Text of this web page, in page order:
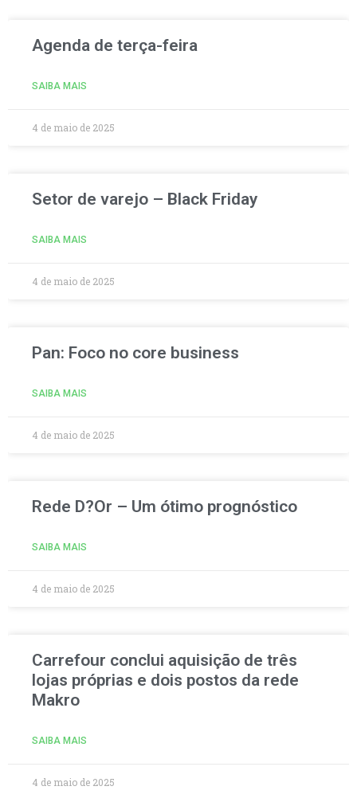
Agenda de terça-feira
SAIBA MAIS
4 de maio de 2025
Setor de varejo – Black Friday
SAIBA MAIS
4 de maio de 2025
Pan: Foco no core business
SAIBA MAIS
4 de maio de 2025
Rede D?Or – Um ótimo prognóstico
SAIBA MAIS
4 de maio de 2025
Carrefour conclui aquisição de três
lojas próprias e dois postos da rede
Makro
SAIBA MAIS
4 de maio de 2025